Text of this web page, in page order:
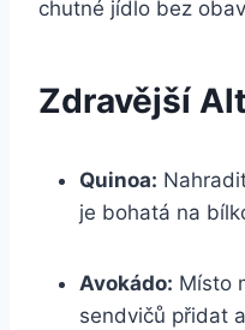
chutné jídlo bez
Zdravější
Quinoa:
je bohatá na
Avokádo: Místo
sendvičů přidat